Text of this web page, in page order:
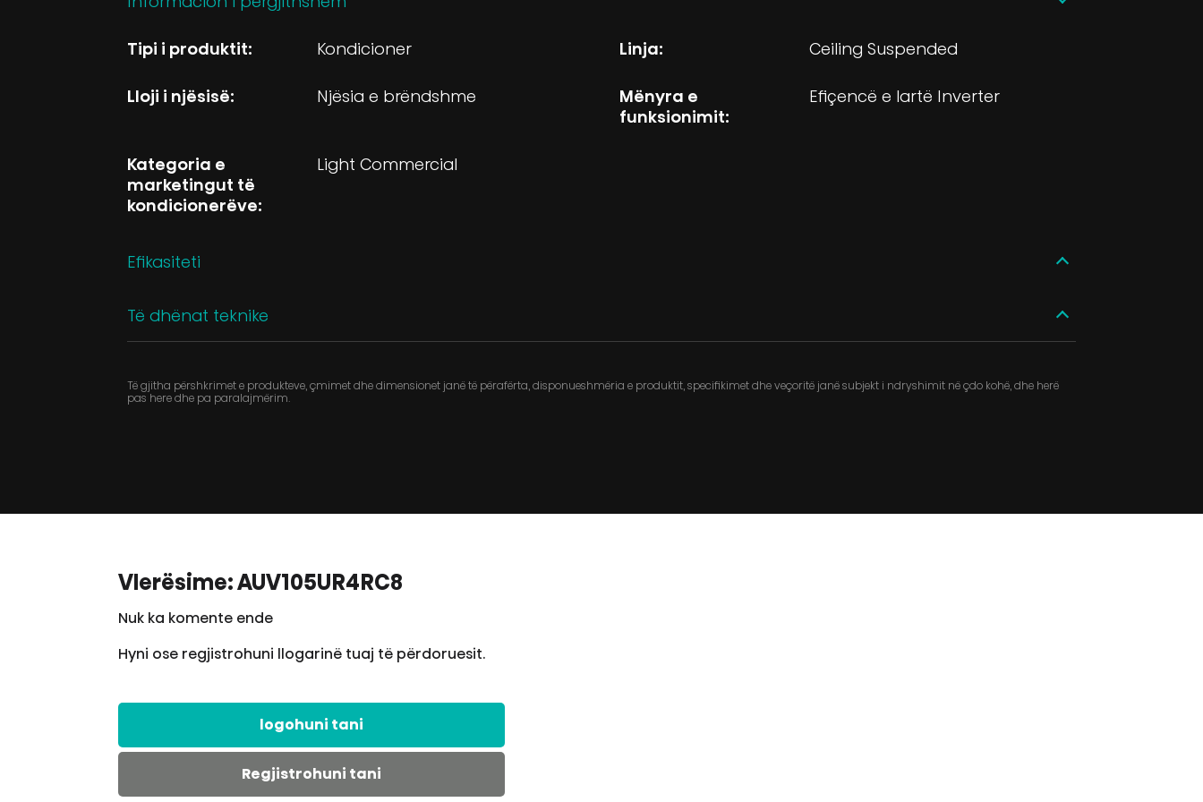
Tipi i produktit: Kondicioner Linja: Ceiling Suspended
Lloji i njësisë: Njësia e brëndshme
Mënyra e
funksionimit:
Efiçencë e lartë Inverter
Kategoria e
marketingut të
kondicionerëve:
Light Commercial
Efikasiteti
Të dhënat teknike
Të gjitha përshkrimet e produkteve, çmimet dhe dimensionet janë të përafërta, disponueshmëria e produktit, specifikimet dhe veçoritë janë subjekt i ndryshimit në çdo kohë, dhe herë
pas here dhe pa paralajmërim.
Vlerësime: AUV105UR4RC8
Nuk ka komente ende
Hyni ose regjistrohuni llogarinë tuaj të përdoruesit.
logohuni tani
Regjistrohuni tani